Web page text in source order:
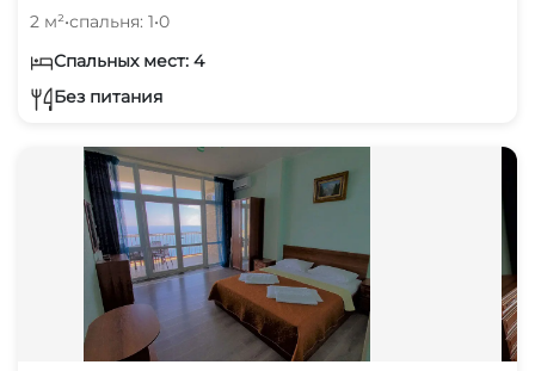
2 м²•спальня: 1•0
Спальных мест: 4
Без питания